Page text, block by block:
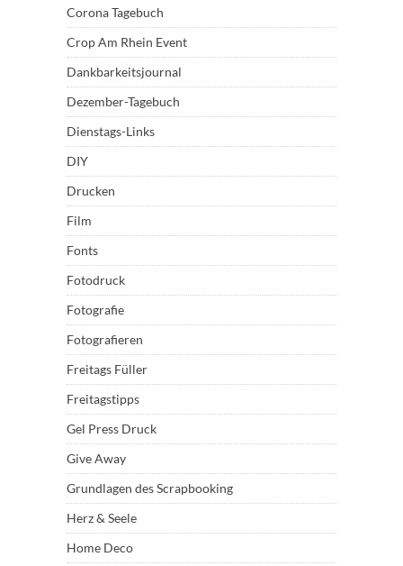
Corona Tagebuch
Crop Am Rhein Event
Dankbarkeitsjournal
Dezember-Tagebuch
Dienstags-Links
DIY
Drucken
Film
Fonts
Fotodruck
Fotografie
Fotografieren
Freitags Füller
Freitagstipps
Gel Press Druck
Give Away
Grundlagen des Scrapbooking
Herz & Seele
Home Deco